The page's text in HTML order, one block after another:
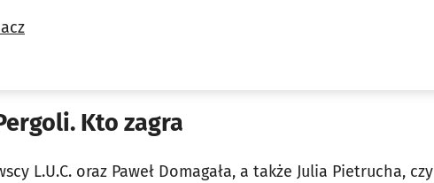
Kto zagra
L.U.C. oraz Paweł Domagała, a także Julia Pietrucha, czy